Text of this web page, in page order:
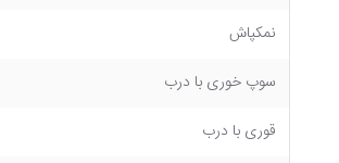
نمکپاش
سوپ خوری با درب
قوری با درب